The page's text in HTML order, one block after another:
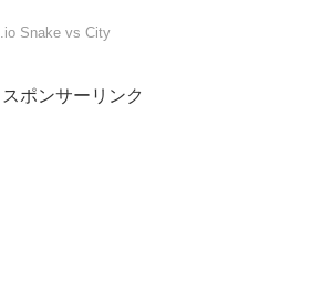
Snake vs City
スポンサーリンク